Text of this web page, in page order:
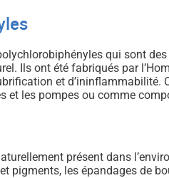
qui sont
Ils ont été fabriqués par
et
les pompes ou comme
présent dans
pigments, les épandages de